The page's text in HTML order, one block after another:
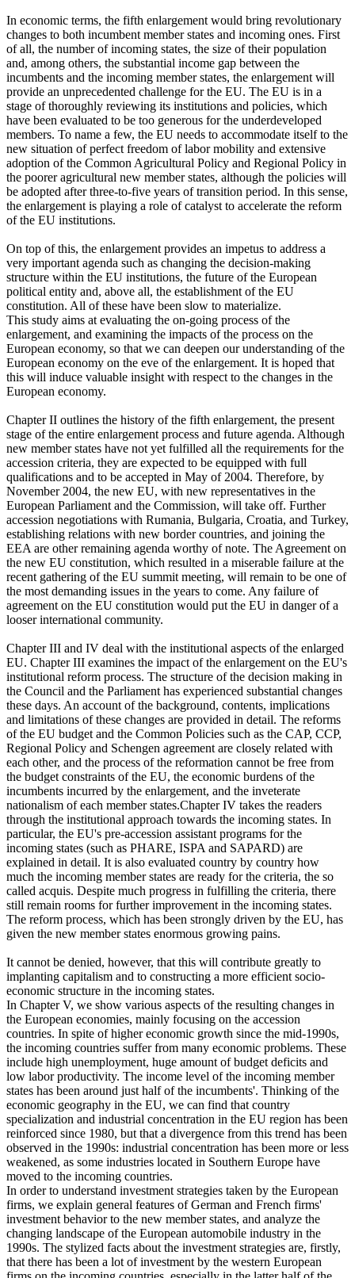
In economic terms, the fifth enlargement would bring revolutionary
changes to both incumbent member states and incoming ones. First
of all, the number of incoming states, the size of their population
and, among others, the substantial income gap between the
incumbents and the incoming member states, the enlargement will
provide an unprecedented challenge for the EU. The EU is in a
stage of thoroughly reviewing its institutions and policies, which
have been evaluated to be too generous for the underdeveloped
members. To name a few, the EU needs to accommodate itself to the
new situation of perfect freedom of labor mobility and extensive
adoption of the Common Agricultural Policy and Regional Policy in
the poorer agricultural new member states, although the policies will
be adopted after three-to-five years of transition period. In this sense,
the enlargement is playing a role of catalyst to accelerate the reform
of the EU institutions.
On top of this, the enlargement provides an impetus to address a
very important agenda such as changing the decision-making
structure within the EU institutions, the future of the European
political entity and, above all, the establishment of the EU
constitution. All of these have been slow to materialize.
This study aims at evaluating the on-going process of the
enlargement, and examining the impacts of the process on the
European economy, so that we can deepen our understanding of the
European economy on the eve of the enlargement. It is hoped that
this will induce valuable insight with respect to the changes in the
European economy.
Chapter II outlines the history of the fifth enlargement, the present
stage of the entire enlargement process and future agenda. Although
new member states have not yet fulfilled all the requirements for the
accession criteria, they are expected to be equipped with full
qualifications and to be accepted in May of 2004. Therefore, by
November 2004, the new EU, with new representatives in the
European Parliament and the Commission, will take off. Further
accession negotiations with Rumania, Bulgaria, Croatia, and Turkey,
establishing relations with new border countries, and joining the
EEA are other remaining agenda worthy of note. The Agreement on
the new EU constitution, which resulted in a miserable failure at the
recent gathering of the EU summit meeting, will remain to be one of
the most demanding issues in the years to come. Any failure of
agreement on the EU constitution would put the EU in danger of a
looser international community.
Chapter III and IV deal with the institutional aspects of the enlarged
EU. Chapter III examines the impact of the enlargement on the EU's
institutional reform process. The structure of the decision making in
the Council and the Parliament has experienced substantial changes
these days. An account of the background, contents, implications
and limitations of these changes are provided in detail. The reforms
of the EU budget and the Common Policies such as the CAP, CCP,
Regional Policy and Schengen agreement are closely related with
each other, and the process of the reformation cannot be free from
the budget constraints of the EU, the economic burdens of the
incumbents incurred by the enlargement, and the inveterate
nationalism of each member states.Chapter IV takes the readers
through the institutional approach towards the incoming states. In
particular, the EU's pre-accession assistant programs for the
incoming states (such as PHARE, ISPA and SAPARD) are
explained in detail. It is also evaluated country by country how
much the incoming member states are ready for the criteria, the so
called acquis. Despite much progress in fulfilling the criteria, there
still remain rooms for further improvement in the incoming states.
The reform process, which has been strongly driven by the EU, has
given the new member states enormous growing pains.
It cannot be denied, however, that this will contribute greatly to
implanting capitalism and to constructing a more efficient socio-
economic structure in the incoming states.
In Chapter V, we show various aspects of the resulting changes in
the European economies, mainly focusing on the accession
countries. In spite of higher economic growth since the mid-1990s,
the incoming countries suffer from many economic problems. These
include high unemployment, huge amount of budget deficits and
low labor productivity. The income level of the incoming member
states has been around just half of the incumbents'. Thinking of the
economic geography in the EU, we can find that country
specialization and industrial concentration in the EU region has been
reinforced since 1980, but that a divergence from this trend has been
observed in the 1990s: industrial concentration has been more or less
weakened, as some industries located in Southern Europe have
moved to the incoming countries.
In order to understand investment strategies taken by the European
firms, we explain general features of German and French firms'
investment behavior to the new member states, and analyze the
changing landscape of the European automobile industry in the
1990s. The stylized facts about the investment strategies are, firstly,
that there has been a lot of investment by the western European